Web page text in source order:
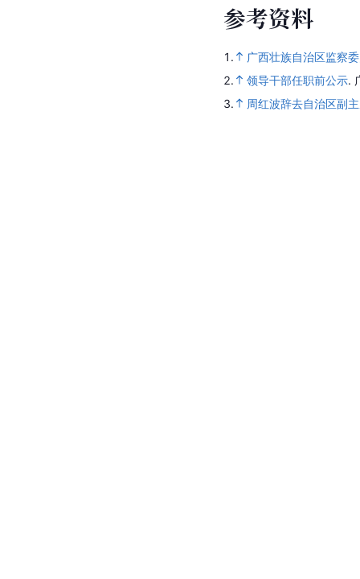
参考资料
1.
广西壮族自治区监察
2.
领导干部任职前公示.
3.
周红波辞去自治区副